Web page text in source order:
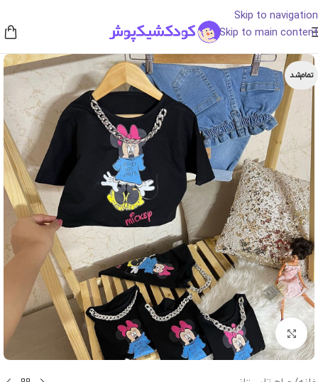
Skip to navigation
Skip to main content
تمام‌شد
بزرگنمایی تصویر